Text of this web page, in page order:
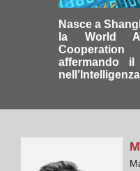
Nasce a
la World
affermando il